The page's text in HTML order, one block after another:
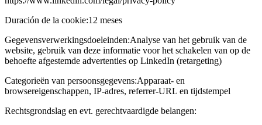
Duración de la cookie:12 meses
Gegevensverwerkingsdoeleinden:Analyse van het gebruik van de
website, gebruik van deze informatie voor het schakelen van op de
behoefte afgestemde advertenties op LinkedIn (retargeting)
Categorieën van persoonsgegevens:Apparaat- en
browsereigenschappen, IP-adres, referrer-URL en tijdstempel
Rechtsgrondslag en evt. gerechtvaardigde belangen: